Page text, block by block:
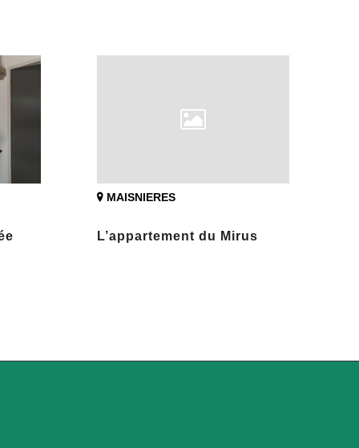
MAISNIERES
L’appartement du Mirus